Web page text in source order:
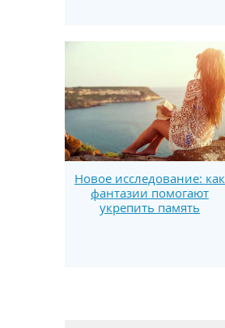
Новое исследование: как
фантазии помогают
укрепить память